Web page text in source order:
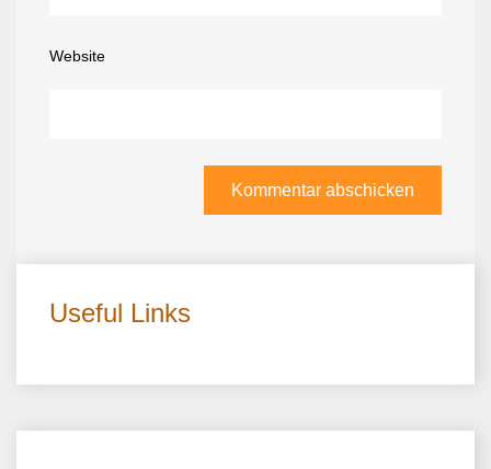
Website
Useful Links